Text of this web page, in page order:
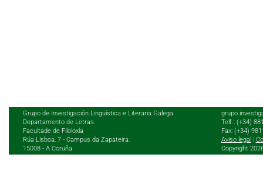
Grupo de Investigación Lingüística e Literaria Galega
Departamento de Letras.
Facultade de Filoloxía
Rúa Lisboa, 7 - Campus da Zapateira,
15008 - A Coruña
Telf.: (+34)
Fax: (+34)
Aviso legal
Copyright